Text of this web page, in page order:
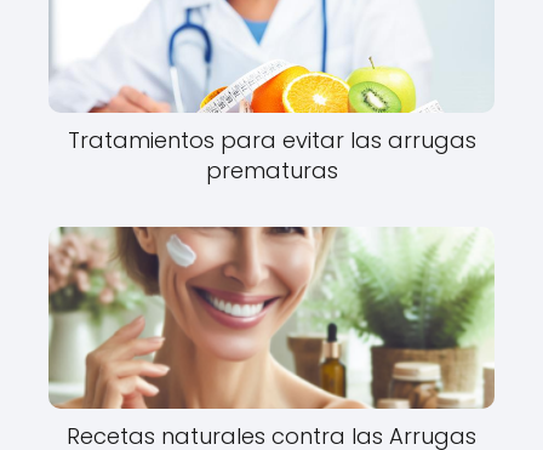
Tratamientos para evitar las arrugas
prematuras
Recetas naturales contra las Arrugas